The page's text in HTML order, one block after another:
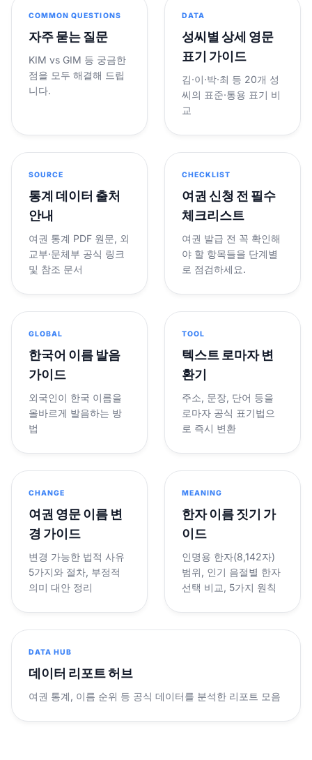
COMMON QUESTIONS
자주 묻는 질문
KIM vs GIM 등 궁금한
점을 모두 해결해 드립
니다.
DATA
성씨별 상세 영문
표기 가이드
김·이·박·최 등 20개 성
씨의 표준·통용 표기 비
교
SOURCE
통계 데이터 출처
안내
여권 통계 PDF 원문, 외
교부·문체부 공식 링크
및 참조 문서
CHECKLIST
여권 신청 전 필수
체크리스트
여권 발급 전 꼭 확인해
야 할 항목들을 단계별
로 점검하세요.
GLOBAL
한국어 이름 발음
가이드
외국인이 한국 이름을
올바르게 발음하는 방
법
TOOL
텍스트 로마자 변
환기
주소, 문장, 단어 등을
로마자 공식 표기법으
로 즉시 변환
CHANGE
여권 영문 이름 변
경 가이드
변경 가능한 법적 사유
5가지와 절차, 부정적
의미 대안 정리
MEANING
한자 이름 짓기 가
이드
인명용 한자(8,142자)
범위, 인기 음절별 한자
선택 비교, 5가지 원칙
DATA HUB
데이터 리포트 허브
여권 통계, 이름 순위 등 공식 데이터를 분석한 리포트 모음